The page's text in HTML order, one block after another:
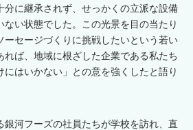
分に継承されず、せっかくの立派な設備
ない状態でした。この光景を目の当たり
ーセージづくりに挑戦したいという若い
れば、地域に根ざした企業である私たち
はいかない」との意を強くしたと語り
銀河フーズの社員たちが学校を訪れ、直